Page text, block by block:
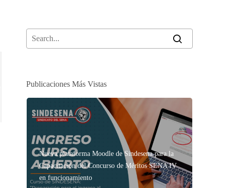
Publicaciones Más Vistas
Nueva plataforma Moodle de Sindesena para la
Capacitación del Concurso de Méritos SENA IV
en funcionamiento